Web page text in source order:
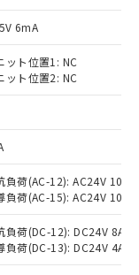
6mA
ット位置1: NC
ット位置2: NC
負荷(AC-12): AC24V 10A/
負荷(AC-15): AC24V
負荷(DC-12): DC24V 8A/
負荷(DC-13): DC24V 4A/
物質）の
な商品で
）の非含
定のある